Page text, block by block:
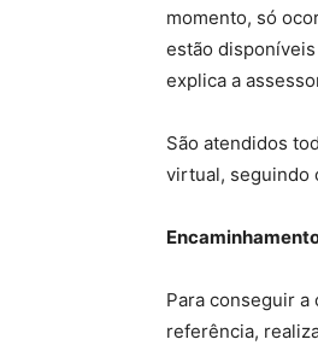
momento, só
estão
explica a
São atendidos
virtual, seguindo
Para conseguir
referência,